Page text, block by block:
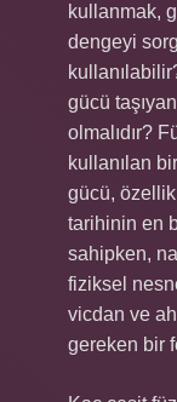
kullanmak,
dengeyi
gücü
olmalıdır?
kullanılan
gücü,
tarihinin en
sahipken,
fiziksel
vicdan ve
gereken bir